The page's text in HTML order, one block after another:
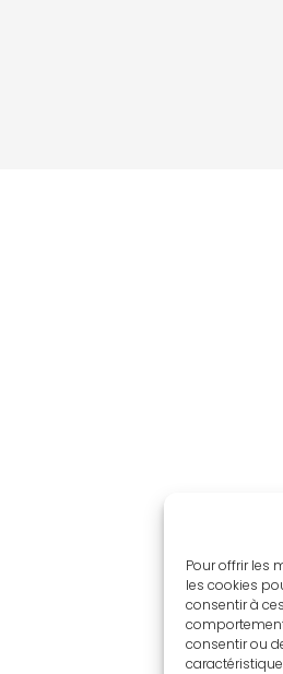
Pour offrir les
les cookies
consentir à
consentir ou